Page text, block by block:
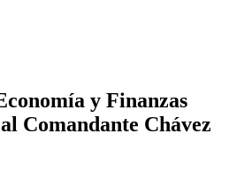
y Finanzas
Comandante Chávez